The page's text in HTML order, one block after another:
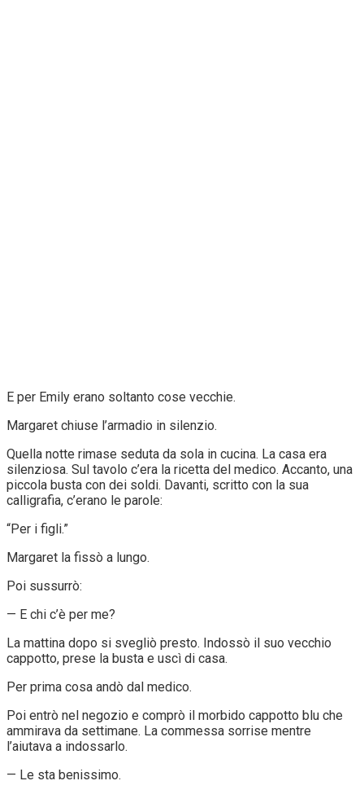
E per Emily erano soltanto cose vecchie.
Margaret chiuse l’armadio in silenzio.
Quella notte rimase seduta da sola in cucina. La casa era
silenziosa. Sul tavolo c’era la ricetta del medico. Accanto, una
piccola busta con dei soldi. Davanti, scritto con la sua
calligrafia, c’erano le parole:
“Per i figli.”
Margaret la fissò a lungo.
Poi sussurrò:
— E chi c’è per me?
La mattina dopo si svegliò presto. Indossò il suo vecchio
cappotto, prese la busta e uscì di casa.
Per prima cosa andò dal medico.
Poi entrò nel negozio e comprò il morbido cappotto blu che
ammirava da settimane. La commessa sorrise mentre
l’aiutava a indossarlo.
— Le sta benissimo.